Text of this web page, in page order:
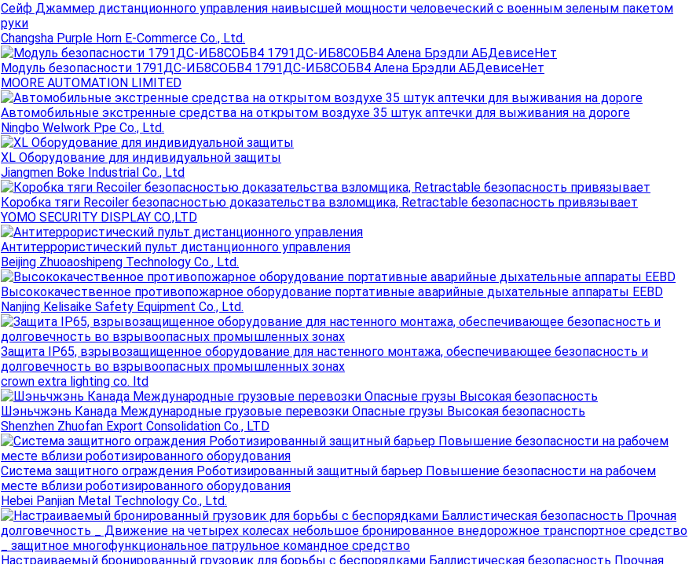
Сейф Джаммер дистанционного управления наивысшей мощности человеческий с военным зеленым пакетом
руки
Changsha Purple Horn E-Commerce Co., Ltd.
Модуль безопасности 1791ДС-ИБ8СОБВ4 1791ДС-ИБ8СОБВ4 Алена Брэдли АБДевисеНет
MOORE AUTOMATION LIMITED
Автомобильные экстренные средства на открытом воздухе 35 штук аптечки для выживания на дороге
Ningbo Welwork Ppe Co., Ltd.
XL Оборудование для индивидуальной защиты
Jiangmen Boke Industrial Co., Ltd
Коробка тяги Recoiler безопасностью доказательства взломщика, Retractable безопасность привязывает
YOMO SECURITY DISPLAY CO.,LTD
Антитеррористический пульт дистанционного управления
Beijing Zhuoaoshipeng Technology Co., Ltd.
Высококачественное противопожарное оборудование портативные аварийные дыхательные аппараты EEBD
Nanjing Kelisaike Safety Equipment Co., Ltd.
Защита IP65, взрывозащищенное оборудование для настенного монтажа, обеспечивающее безопасность и
долговечность во взрывоопасных промышленных зонах
crown extra lighting co. ltd
Шэньчжэнь Канада Международные грузовые перевозки Опасные грузы Высокая безопасность
Shenzhen Zhuofan Export Consolidation Co., LTD
Система защитного ограждения Роботизированный защитный барьер Повышение безопасности на рабочем
месте вблизи роботизированного оборудования
Hebei Panjian Metal Technology Co., Ltd.
Настраиваемый бронированный грузовик для борьбы с беспорядками Баллистическая безопасность Прочная